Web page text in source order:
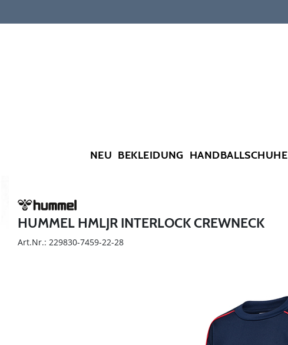
NEU BEKLEIDUNG HANDBALLSCHUHE
HUMMEL HMLJR INTERLOCK CREWNECK
Art.Nr.: 229830-7459-22-28